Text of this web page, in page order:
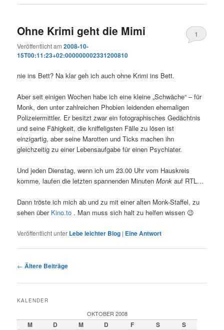
Ohne Krimi geht die Mimi
Veröffentlicht am2008-10-
15T00:11:23+02:000000002331200810
1
nie ins Bett? Na klar geh ich auch ohne Krimi ins Bett.
Aber seit einigen Wochen habe ich eine kleine „Schwäche“ – für
Monk, den unter zahlreichen Phobien leidenden ehemaligen
Polizeiermittler. Er besitzt zwar ein fotographisches Gedächtnis
und seine Fähigkeit, die kniffeligsten Fälle zu lösen ist
einzigartig, aber seine Marotten und Ticks machen ihn
gleichzeitig zu einer Lebensaufgabe für einen Psychiater.
Und jeden Dienstag, wenn ich um 23.00 Uhr vom Hauskreis
komme, laufen die letzten spannenden MinutenMonk auf RTL…
Dann tröste ich mich ab und zu mit einer alten Monk-Staffel, zu
sehen über Kino.to . Man muss sich halt zu helfen wissen 😉
Veröffentlicht unter Lebe leichter Blog | EineAntwort
Beitragsnavigation
← Ältere Beiträge
KALENDER
OKTOBER 2008
M D M D F S S